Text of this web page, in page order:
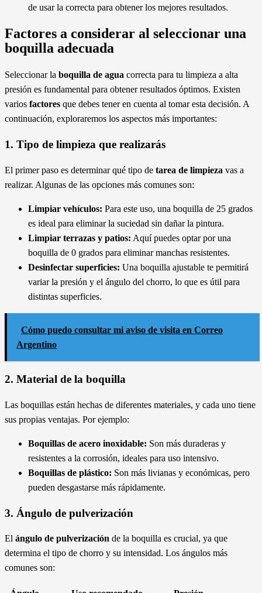
de usar la correcta para obtener los mejores resultados.
Factores a considerar al seleccionar una
boquilla adecuada
Seleccionar la boquilla de agua correcta para tu limpieza a alta
presión es fundamental para obtener resultados óptimos. Existen
varios factores que debes tener en cuenta al tomar esta decisión. A
continuación, exploraremos los aspectos más importantes:
1. Tipo de limpieza que realizarás
El primer paso es determinar qué tipo de tarea de limpieza vas a
realizar. Algunas de las opciones más comunes son:
Limpiar vehículos: Para este uso, una boquilla de 25 grados
es ideal para eliminar la suciedad sin dañar la pintura.
Limpiar terrazas y patios: Aquí puedes optar por una
boquilla de 0 grados para eliminar manchas resistentes.
Desinfectar superficies: Una boquilla ajustable te permitirá
variar la presión y el ángulo del chorro, lo que es útil para
distintas superficies.
Cómo puedo consultar mi aviso de visita en Correo
Argentino
2. Material de la boquilla
Las boquillas están hechas de diferentes materiales, y cada uno tiene
sus propias ventajas. Por ejemplo:
Boquillas de acero inoxidable: Son más duraderas y
resistentes a la corrosión, ideales para uso intensivo.
Boquillas de plástico: Son más livianas y económicas, pero
pueden desgastarse más rápidamente.
3. Ángulo de pulverización
El ángulo de pulverización de la boquilla es crucial, ya que
determina el tipo de chorro y su intensidad. Los ángulos más
comunes son: